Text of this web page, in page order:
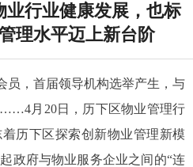
业行业健康发展，也标
理水平迈上新台阶
员，首届领导机构选举产生，与
月20日，历下区物业管理行
历下区探索创新物业管理新模
政府与物业服务企业之间的“连